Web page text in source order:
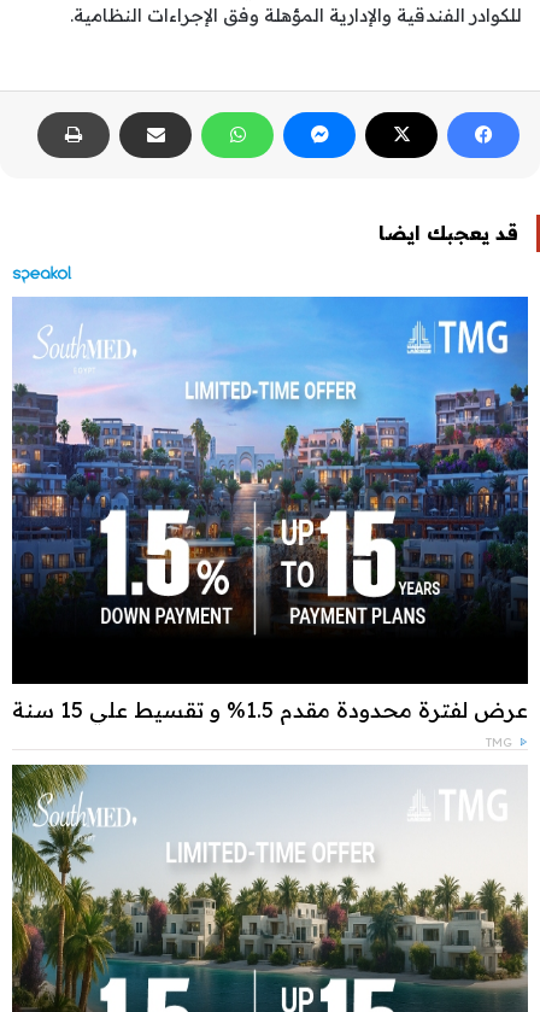
للكوادر الفندقية والإدارية المؤهلة وفق الإجراءات النظامية.
قد يعجبك ايضا
عرض لفترة محدودة مقدم 1.5% و تقسيط علي 15 سنة
TMG